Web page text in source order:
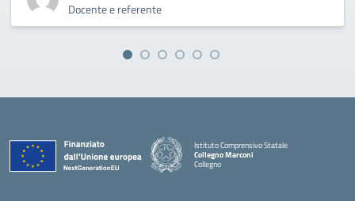
Docente e referente
Istituto Comprensivo Statale
Collegno Marconi
Collegno